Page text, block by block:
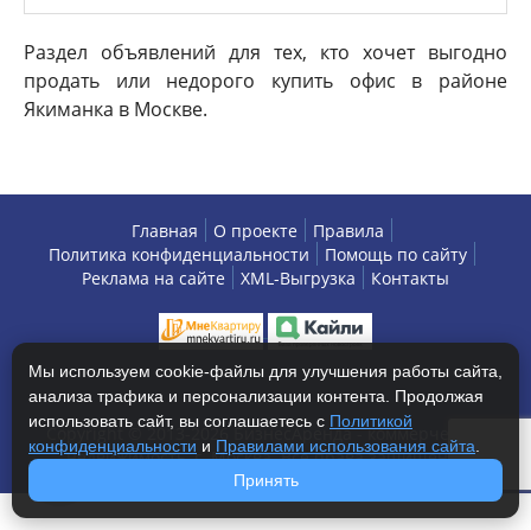
Раздел объявлений для тех, кто хочет выгодно
продать или недорого купить офис в районе
Якиманка в Москве.
Главная О проекте
Правила
Политика конфиденциальности
Помощь по сайту
Реклама на сайте
XML-Выгрузка Контакты
Copyright © 2013-2026 БизнесАренда - коммерческая
недвижимость, г. Москва. Все права защищены.
Мы используем cookie-файлы для улучшения работы сайта,
анализа трафика и персонализации контента. Продолжая
использовать сайт, вы соглашаетесь с Политикой
конфиденциальности и Правилами использования сайта
Принять